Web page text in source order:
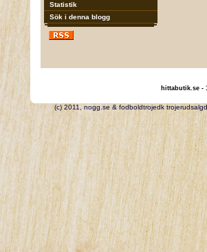
Statistik
Sök i denna blogg
hittabutik.se -
(c) 2011, nogg.se &